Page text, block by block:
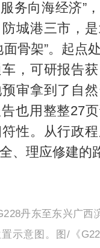
务向海经济”
城港三市，
面骨架”。起点
，可研报告
审拿到了自
也用整整27
性。从行政
、理应修建的
丹东至东兴广西
示意图。图/《